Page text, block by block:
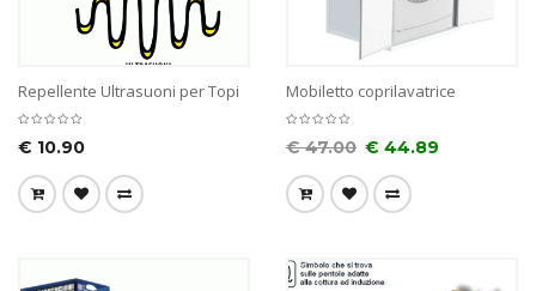
Repellente Ultrasuoni per Topi
€ 10.90
Mobiletto coprilavatrice
€47.00 € 44.89